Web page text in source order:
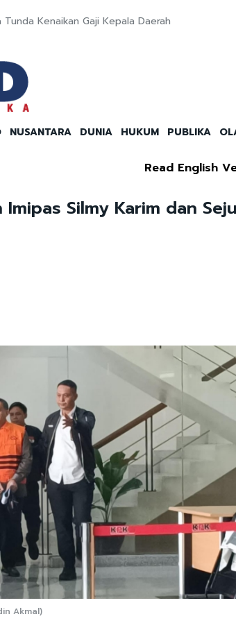
Kenaikan Gaji Kepala Daerah
NUSANTARA DUNIA HUKUM PUBLIKA
Read English
Imipas Silmy Karim dan
Akmal)